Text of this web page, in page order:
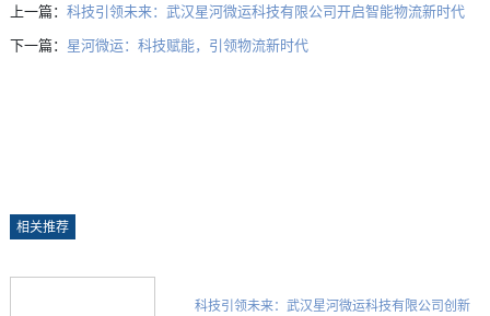
上一篇： 科技引领未来：武汉星河微运科技有限公司开启智能物流新时代
下一篇： 星河微运：科技赋能，引领物流新时代
相关推荐
科技引领未来：武汉星河微运科技有限公司创新